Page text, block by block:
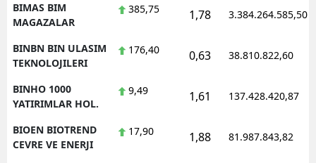
BIMAS BIM
MAGAZALAR
385,75 1,78 3.384.264.585,50
BINBN BIN ULASIM
TEKNOLOJILERI
176,40 0,63 38.810.822,60
BINHO 1000
YATIRIMLAR HOL.
9,49 1,61 137.428.420,87
BIOEN BIOTREND
CEVRE VE ENERJI
17,90 1,88 81.987.843,82